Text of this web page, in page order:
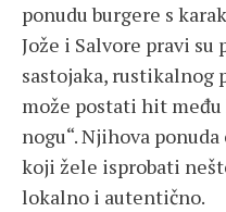
ponudu burgere s
Jože i Salvore pravi
sastojaka, rustikalnog
može postati hit
nogu“. Njihova
koji žele isprobati
lokalno i autentično.